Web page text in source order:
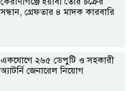
সন্ধান, গ্রেফতার ৪ মাদক কারবারি
একযোগে ২৬৫ ডেপুটি ও সহকারী
অ্যাটর্নি জেনারেল নিয়োগ